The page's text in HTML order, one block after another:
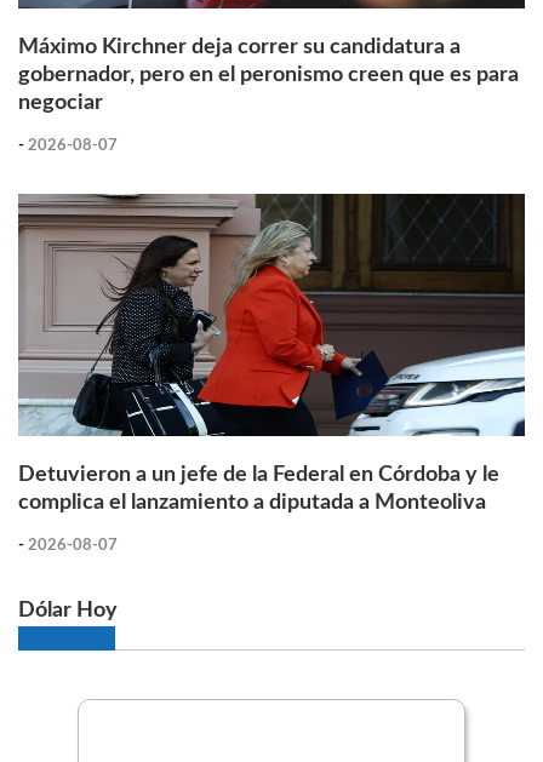
Máximo Kirchner deja correr su candidatura a
gobernador, pero en el peronismo creen que es para
negociar
- 2026-08-07
Detuvieron a un jefe de la Federal en Córdoba y le
complica el lanzamiento a diputada a Monteoliva
- 2026-08-07
Dólar Hoy